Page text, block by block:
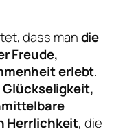
dass mandie
Freude,
erlebt.
Herrlichkeit, die